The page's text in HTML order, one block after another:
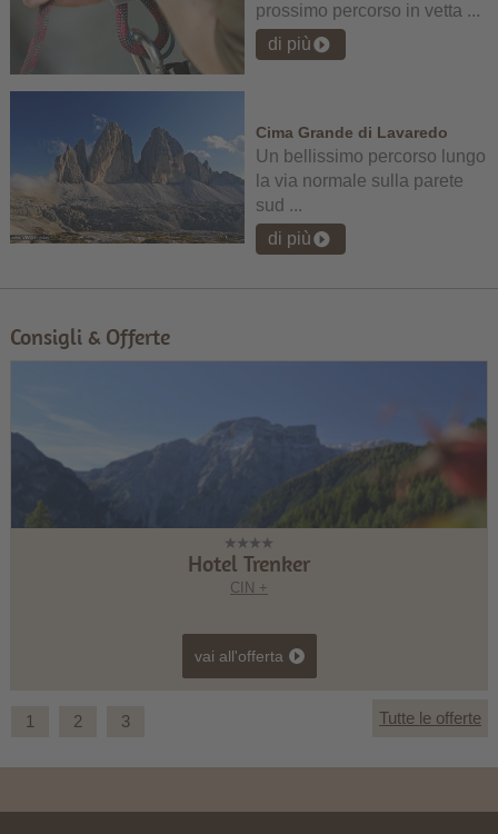
prossimo percorso in vetta ...
di più
Cima Grande di Lavaredo
Un bellissimo percorso lungo
la via normale sulla parete
sud ...
di più
Consigli & Offerte
Hotel Trenker
CIN +
vai all'offerta
1 2 3 Tutte le offerte